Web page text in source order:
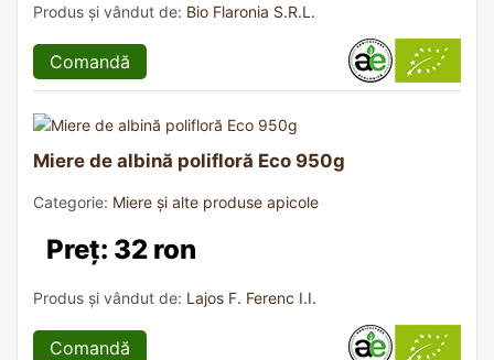
Produs și vândut de: Bio Flaronia S.R.L.
Comandă
Miere de albină polifloră Eco 950g
Categorie: Miere și alte produse apicole
Preț: 32 ron
Produs și vândut de: Lajos F. Ferenc I.I.
Comandă